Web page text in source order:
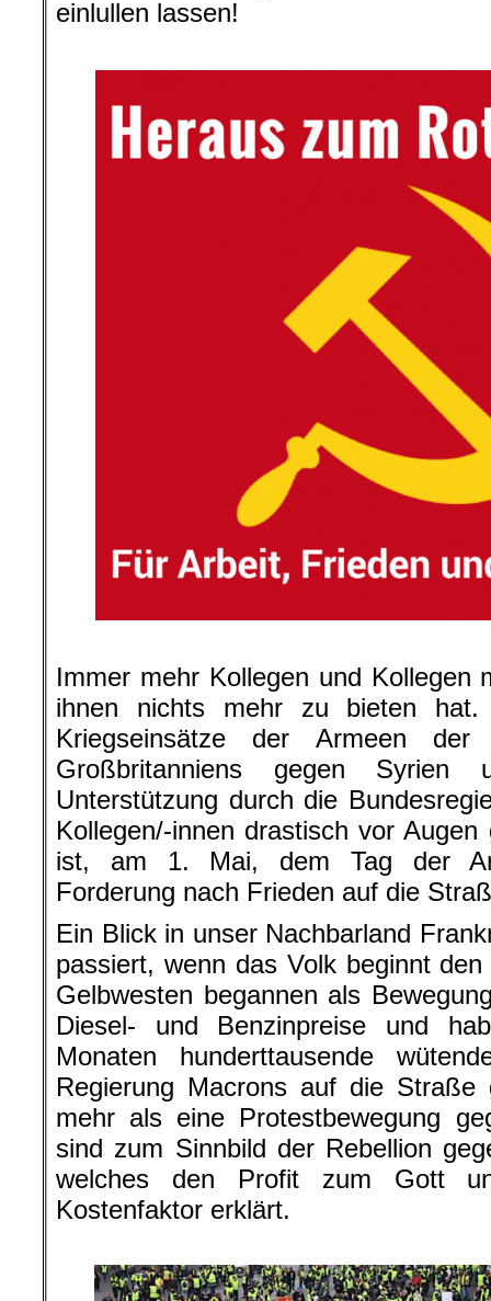
einlullen lassen!
Immer mehr Kollegen und Kollegen
ihnen nichts mehr zu bieten hat.
Kriegseinsätze der Armeen
Großbritanniens gegen
Unterstützung durch die
Kollegen/-innen drastisch vor
ist, am 1. Mai, dem Tag der
Forderung nach Frieden auf die
Ein Blick in unser Nachbarland
passiert, wenn das Volk beginnt
Gelbwesten begannen als
Diesel- und Benzinpreise und
Monaten hunderttausende
Regierung Macrons auf die
mehr als eine Protestbewegung
sind zum Sinnbild der Rebellion
welches den Profit zum Gott
Kostenfaktor erklärt.